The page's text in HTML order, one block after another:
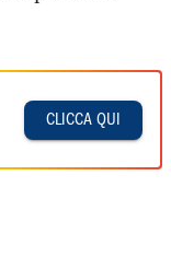
CLICCA QUI